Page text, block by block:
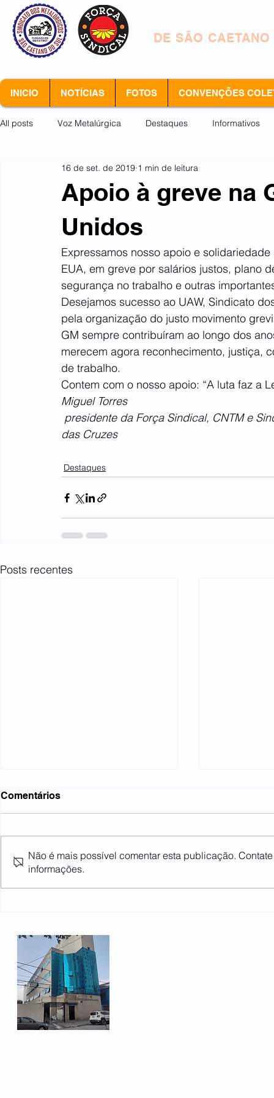
DE SÃO
INICIO NOTÍCIAS FOTOS CONVENÇÕES
All posts Voz Metalúrgica Destaques Informativos
Arquivo morto
Apoio à greve na
Unidos
16 de set. de 2019 1 min de leitura
Expressamos nosso apoio e
EUA, em greve por salários justos, plano
segurança no trabalho e outras
Desejamos sucesso ao UAW, Sindicato
pela organização do justo movimento
GM sempre contribuíram ao longo dos
merecem agora reconhecimento, justiça,
de trabalho.
Contem com o nosso apoio: “A luta faz a
Miguel Torres
das Cruzes
Destaques
Posts recentes
GM anuncia férias coletivas
Após um
Comentários
Não é mais possível comentar esta publicação.
informações.